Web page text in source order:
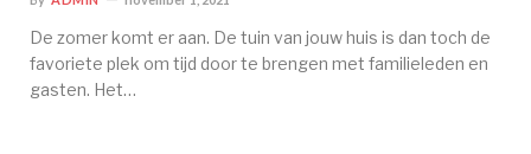
De zomer komt er aan. De tuin van jouw huis is dan toch de
favoriete plek om tijd door te brengen met familieleden en
gasten. Het…